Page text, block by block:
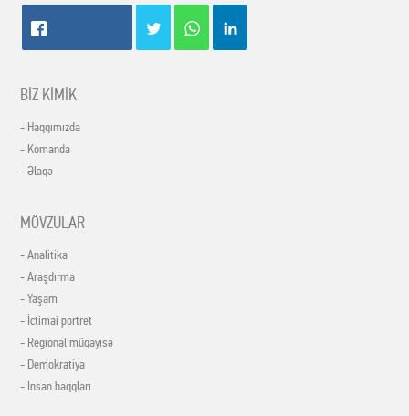
BİZ KİMİK
- Haqqımızda
- Komanda
- Əlaqə
MÖVZULAR
- Analitika
- Araşdırma
- Yaşam
- İctimai portret
- Regional müqayisə
- Demokratiya
- İnsan haqqları